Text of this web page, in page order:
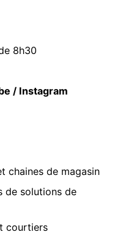
8h30
/ Instagram
chaines de magasin
de solutions de
courtiers